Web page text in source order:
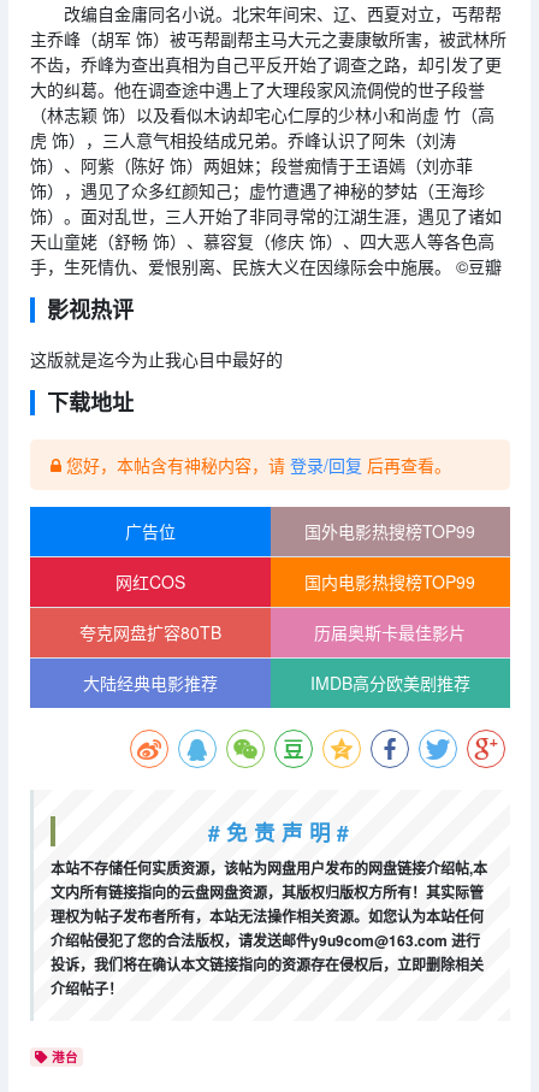
改编自金庸同名小说。北宋年间宋、辽、西夏对立，丐帮帮
主乔峰（胡军 饰）被丐帮副帮主马大元之妻康敏所害，被武林所
不齿，乔峰为查出真相为自己平反开始了调查之路，却引发了更
大的纠葛。他在调查途中遇上了大理段家风流倜傥的世子段誉
（林志颖 饰）以及看似木讷却宅心仁厚的少林小和尚虚 竹（高
虎 饰），三人意气相投结成兄弟。乔峰认识了阿朱（刘涛
饰）、阿紫（陈好 饰）两姐妹；段誉痴情于王语嫣（刘亦菲
饰），遇见了众多红颜知己；虚竹遭遇了神秘的梦姑（王海珍
饰）。面对乱世，三人开始了非同寻常的江湖生涯，遇见了诸如
天山童姥（舒畅 饰）、慕容复（修庆 饰）、四大恶人等各色高
手，生死情仇、爱恨别离、民族大义在因缘际会中施展。 ©豆瓣
影视热评
这版就是迄今为止我心目中最好的
下载地址
您好，本帖含有神秘内容，请 登录/回复 后再查看。
广告位 国外电影热搜榜TOP99
网红COS 国内电影热搜榜TOP99
夸克网盘扩容80TB 历届奥斯卡最佳影片
大陆经典电影推荐 IMDB高分欧美剧推荐
# 免 责 声 明 #
本站不存储任何实质资源，该帖为网盘用户发布的网盘链接介绍帖,本
文内所有链接指向的云盘网盘资源，其版权归版权方所有！其实际管
理权为帖子发布者所有，本站无法操作相关资源。如您认为本站任何
介绍帖侵犯了您的合法版权，请发送邮件y9u9com@163.com 进行
投诉，我们将在确认本文链接指向的资源存在侵权后，立即删除相关
介绍帖子！
港台